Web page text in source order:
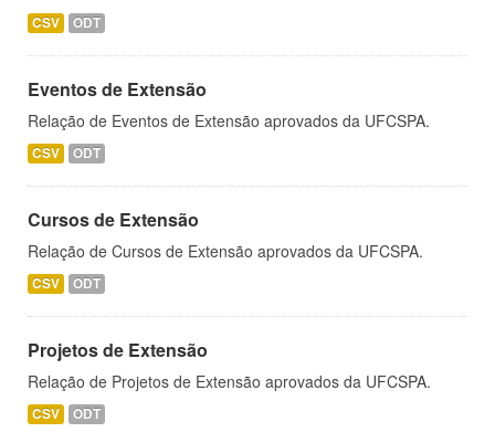
CSV ODT
Eventos de Extensão
Relação de Eventos de Extensão aprovados da UFCSPA.
CSV ODT
Cursos de Extensão
Relação de Cursos de Extensão aprovados da UFCSPA.
CSV ODT
Projetos de Extensão
Relação de Projetos de Extensão aprovados da UFCSPA.
CSV ODT